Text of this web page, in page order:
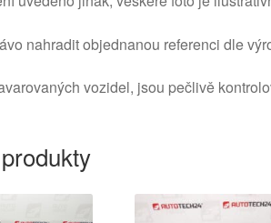
nahradit objednanou referenci dle
vozidel, jsou pečlivě